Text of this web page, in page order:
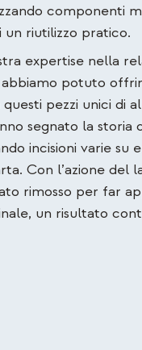
componenti
un riutilizzo pratico.
expertise nella
abbiamo potuto
pezzi unici di
segnato la storia
incisioni varie su
Con l’azione del
rimosso per far
un risultato